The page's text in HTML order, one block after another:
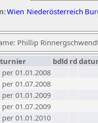
Wien Niederösterreich
Phillip
turnier bdld rd
01.01.2008
01.07.2008
01.01.2009
01.07.2009
01.01.2010